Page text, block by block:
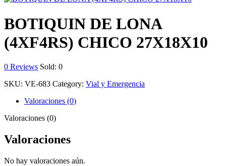
BOTIQUIN DE LONA
(4XF4RS) CHICO 27X18X10
0 Reviews Sold: 0
SKU: VE-683 Category: Vial y Emergencia
Valoraciones (0)
Valoraciones (0)
Valoraciones
No hay valoraciones aún.